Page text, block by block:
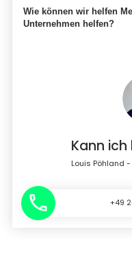
Wie können wir helfen
Unternehmen helfen?
Kann ich
Louis Pöhland
+49